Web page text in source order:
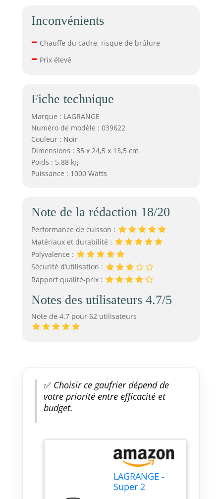
Inconvénients
– Chauffe du cadre, risque de brûlure
– Prix élevé
Fiche technique
Marque : LAGRANGE
Numéro de modèle : 039622
Couleur : Noir
Dimensions : 35 x 24,5 x 13,5 cm
Poids : 5,88 kg
Puissance : 1000 Watts
Note de la rédaction 18/20
Performance de cuisson :
Matériaux et durabilité :
Polyvalence :
Sécurité d’utilisation :
Rapport qualité-prix :
Notes des utilisateurs 4.7/5
Note de 4.7 pour 52 utilisateurs
✅Choisir ce gaufrier dépend de
votre priorité entre efficacité et
budget.
LAGRANGE -
Super 2